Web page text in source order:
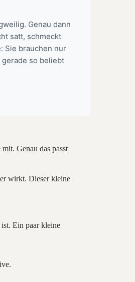
Genau dann
satt, schmeckt
Sie brauchen nur
so beliebt
Genau das passt
wirkt. Dieser kleine
Ein paar kleine